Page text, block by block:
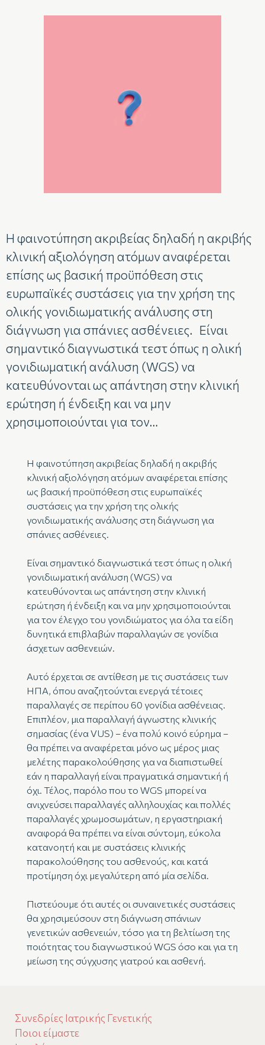
Η φαινοτύπηση ακριβείας δηλαδή η ακριβής
κλινική αξιολόγηση ατόμων αναφέρεται
επίσης ως βασική προϋπόθεση στις
ευρωπαϊκές συστάσεις για την χρήση της
ολικής γονιδιωματικής ανάλυσης στη
διάγνωση για σπάνιες ασθένειες. Είναι
σημαντικό διαγνωστικά τεστ όπως η ολική
γονιδιωματική ανάλυση (WGS) να
κατευθύνονται ως απάντηση στην κλινική
ερώτηση ή ένδειξη και να μην
χρησιμοποιούνται για τον…
Η φαινοτύπηση ακριβείας δηλαδή η ακριβής
κλινική αξιολόγηση ατόμων αναφέρεται επίσης
ως βασική προϋπόθεση στις ευρωπαϊκές
συστάσεις για την χρήση της ολικής
γονιδιωματικής ανάλυσης στη διάγνωση για
σπάνιες ασθένειες.
Είναι σημαντικό διαγνωστικά τεστ όπως η ολική
γονιδιωματική ανάλυση (WGS) να
κατευθύνονται ως απάντηση στην κλινική
ερώτηση ή ένδειξη και να μην χρησιμοποιούνται
για τον έλεγχο του γονιδιώματος για όλα τα είδη
δυνητικά επιβλαβών παραλλαγών σε γονίδια
άσχετων ασθενειών.
Αυτό έρχεται σε αντίθεση με τις συστάσεις των
ΗΠΑ, όπου αναζητούνται ενεργά τέτοιες
παραλλαγές σε περίπου 60 γονίδια ασθένειας.
Επιπλέον, μια παραλλαγή άγνωστης κλινικής
σημασίας (ένα VUS) – ένα πολύ κοινό εύρημα –
θα πρέπει να αναφέρεται μόνο ως μέρος μιας
μελέτης παρακολούθησης για να διαπιστωθεί
εάν η παραλλαγή είναι πραγματικά σημαντική ή
όχι. Τέλος, παρόλο που το WGS μπορεί να
ανιχνεύσει παραλλαγές αλληλουχίας και πολλές
παραλλαγές χρωμοσωμάτων, η εργαστηριακή
αναφορά θα πρέπει να είναι σύντομη, εύκολα
κατανοητή και με συστάσεις κλινικής
παρακολούθησης του ασθενούς, και κατά
προτίμηση όχι μεγαλύτερη από μία σελίδα.
Πιστεύουμε ότι αυτές οι συναινετικές συστάσεις
θα χρησιμεύσουν στη διάγνωση σπάνιων
γενετικών ασθενειών, τόσο για τη βελτίωση της
ποιότητας του διαγνωστικού WGS όσο και για τη
μείωση της σύγχυσης γιατρού και ασθενή.
Συνεδρίες Ιατρικής Γενετικής
Ποιοι είμαστε